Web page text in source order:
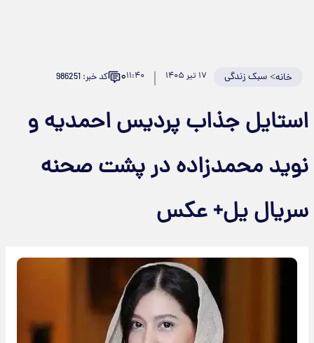
خانه>سبک زندگی ۱۱:۴۰۰ کد خبر: 986251
جذاب پردیس احمدیه و
محمدزاده در پشت صحنه
یل+ عکس